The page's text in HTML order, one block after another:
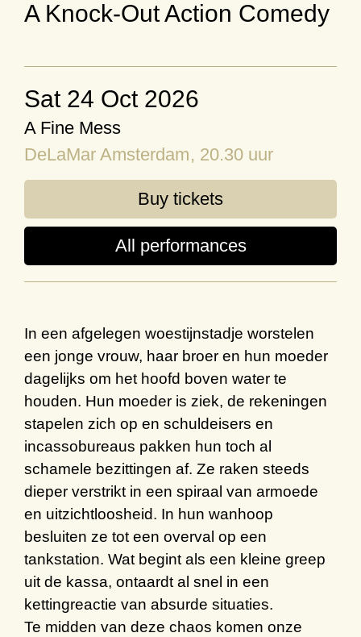
A Knock-Out Action Comedy
Sat 24 Oct 2026
A Fine Mess
DeLaMar Amsterdam, 20.30 uur
Buy tickets
All performances
In een afgelegen woestijnstadje worstelen
een jonge vrouw, haar broer en hun moeder
dagelijks om hethoofd boven water te
houden. Hun moeder is ziek, de rekeningen
stapelen zich op en schuldeisers en
incassobureaus pakken hun toch al
schamele bezittingen af. Ze raken steeds
dieper verstrikt in een spiraal van armoede
en uitzichtloosheid. In hun wanhoop
besluiten ze tot een overval op een
tankstation. Wat begint als een kleine greep
uitde kassa, ontaardt al snel in een
kettingreactie van absurde situaties.
Te midden van deze chaos komen onze